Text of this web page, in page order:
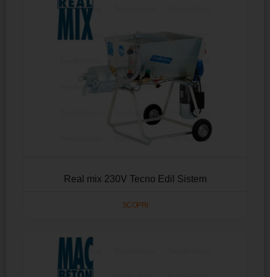
Real mix 230V Tecno Edil Sistem
SCOPRI